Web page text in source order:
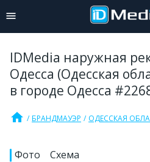
IDMedia наружная
Одесса (Одесская
в городе Одесса
home БРАНДМАУЭР ОДЕССКАЯ
Фото Схема